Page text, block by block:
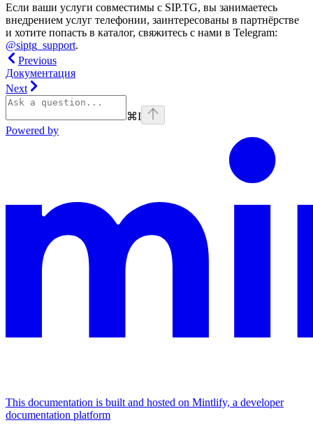
Если ваши услуги совместимы с SIP.TG, вы занимаетесь
внедрением услуг телефонии, заинтересованы в партнёрстве
и хотите попасть в каталог, свяжитесь с нами в Telegram:
@siptg_support.
Previous
Документация
Next
⌘I
Powered by
This documentation is built and hosted on Mintlify, a developer
documentation platform